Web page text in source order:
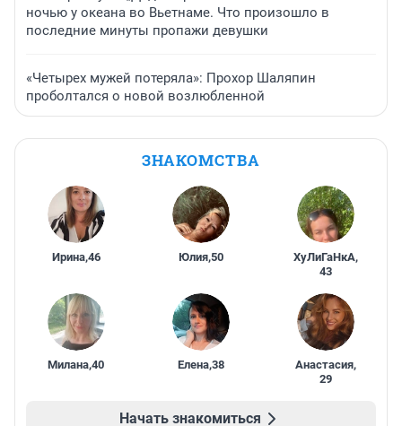
ночью у океана во Вьетнаме. Что произошло в
последние минуты пропажи девушки
«Четырех мужей потеряла»: Прохор Шаляпин
проболтался о новой возлюбленной
ЗНАКОМСТВА
Ирина,46 Юлия,50 ХуЛиГаНкА,
43
Милана,40 Елена,38 Анастасия,
29
Начать знакомиться